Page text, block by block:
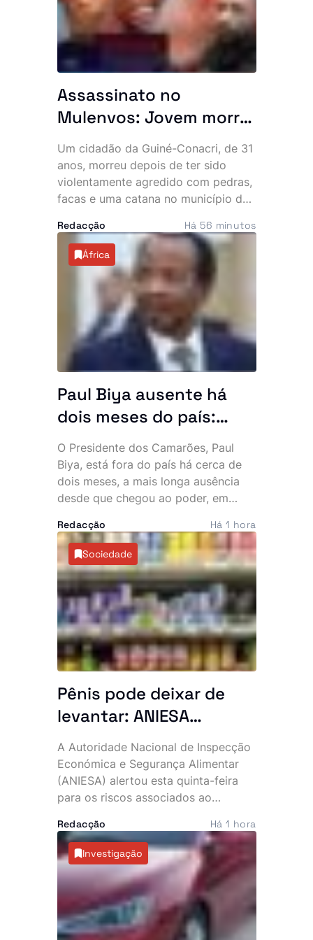
a questionar a eficácia do combate à
criminalidade na zona.
Assassinato no
Mulenvos: Jovem morre
após ataque com
pedras, facas e catana
junto a piquete policial
Um cidadão da Guiné-Conacri, de 31
anos, morreu depois de ter sido
violentamente agredido com pedras,
facas e uma catana no município do
atribuído a um grupo de marginais
conhecido por “UTT de Matar”,
ocorreu a escassos metros de um
piquete da Polícia, facto que motivou
denúncias de alegada falta de
intervenção por parte de um agente.
Redacção Há 56 minutos
África
Paul Biya ausente há
dois meses do país:
Presidente mais velho
do mundo desaparece
da cena pública e
oposição exige
explicações
O Presidente dos Camarões, Paul
Biya, está fora do país há cerca de
dois meses, a mais longa ausência
desde que chegou ao poder, em
Europa intensificou as críticas da
oposição e voltou a alimentar
especulações sobre o estado de
saúde do chefe de Estado, de 93
anos.
Redacção Há 1 hora
Sociedade
Pênis pode deixar de
levantar: ANIESA
desaconselha consumo
de Power Plus e Motu
Rouge após descoberta
de substâncias
impróprias
A Autoridade Nacional de Inspecção
Económica e Segurança Alimentar
(ANIESA) alertou esta quinta-feira
para os riscos associados ao
Power Plus e Motu Rouge, depois de
análises laboratoriais terem
detectado a presença não declarada
de sildenafila, um medicamento
sujeito a prescrição médica utilizado
no tratamento da disfunção eréctil. A
entidade recomenda que os
Redacção Há 1 hora
Investigação